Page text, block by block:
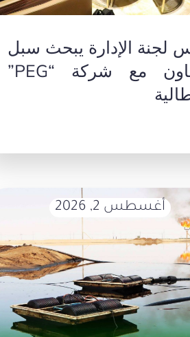
لجنة الإدارة يبحث سبل
التعاون مع شركة “PEG”
أغسطس 2, 2026